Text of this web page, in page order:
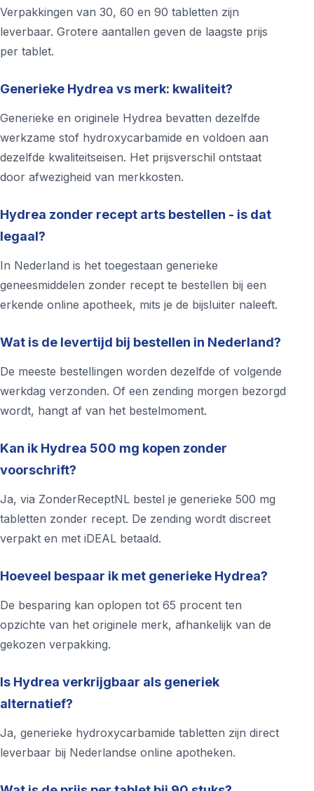
Verpakkingen van 30, 60 en 90 tabletten zijn
leverbaar. Grotere aantallen geven de laagste prijs
per tablet.
Generieke Hydrea vs merk: kwaliteit?
Generieke en originele Hydrea bevatten dezelfde
werkzame stof hydroxycarbamide en voldoen aan
dezelfde kwaliteitseisen. Het prijsverschil ontstaat
door afwezigheid van merkkosten.
Hydrea zonder recept arts bestellen - is dat
legaal?
In Nederland is het toegestaan generieke
geneesmiddelen zonder recept te bestellen bij een
erkende online apotheek, mits je de bijsluiter naleeft.
Wat is de levertijd bij bestellen in Nederland?
De meeste bestellingen worden dezelfde of volgende
werkdag verzonden. Of een zending morgen bezorgd
wordt, hangt af van het bestelmoment.
Kan ik Hydrea 500 mg kopen zonder
voorschrift?
Ja, via ZonderReceptNL bestel je generieke 500 mg
tabletten zonder recept. De zending wordt discreet
verpakt en met iDEAL betaald.
Hoeveel bespaar ik met generieke Hydrea?
De besparing kan oplopen tot 65 procent ten
opzichte van het originele merk, afhankelijk van de
gekozen verpakking.
Is Hydrea verkrijgbaar als generiek
alternatief?
Ja, generieke hydroxycarbamide tabletten zijn direct
leverbaar bij Nederlandse online apotheken.